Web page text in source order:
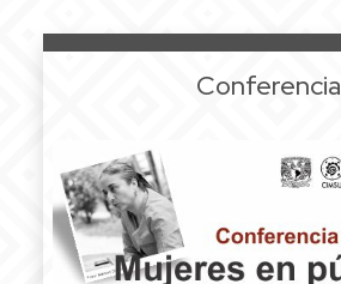
Conferencia